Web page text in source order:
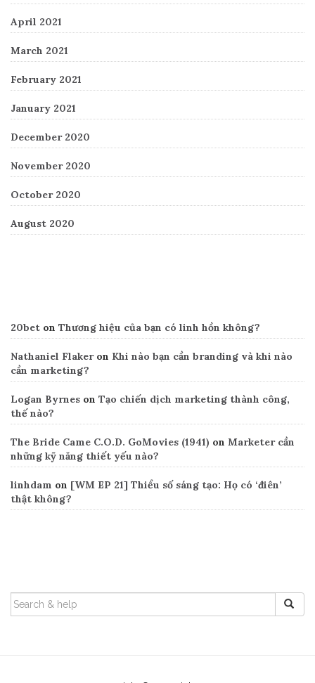
April 2021
March 2021
February 2021
January 2021
December 2020
November 2020
October 2020
August 2020
20bet on Thương hiệu của bạn có linh hồn không?
Nathaniel Flakeron Khi nào bạn cần branding và khi nào
cần marketing?
Logan Byrnes on Tạo chiến dịch marketing thành công,
thế nào?
The Bride Came C.O.D. GoMovies (1941) on Marketer cần
những kỹ năng thiết yếu nào?
linhdam on [WM EP 21] Thiểu số sáng tạo: Họ có ‘điên’
thật không?
SEARCH
FOR: